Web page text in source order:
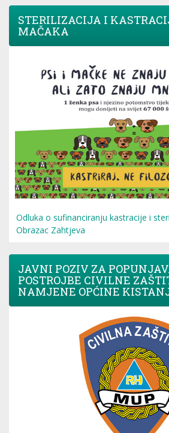
STERILIZACIJA I
MAČAKA
Odluka o sufinanciranju kastracije i
Obrazac Zahtjeva
JAVNI POZIV ZA
POSTROJBE CIVILNE
NAMJENE OPĆINE